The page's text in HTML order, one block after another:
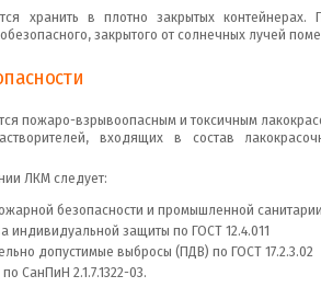
хранить в плотно закрытых
закрытого от солнечных лучей
пожаро-взрывоопасным и токсичным
входящих в состав
ЛКМ следует:
безопасности и промышленной
индивидуальной защиты по ГОСТ 12.4.011
допустимые выбросы (ПДВ) по ГОСТ 17.2.3.02
СанПиН 2.1.7.1322-03.